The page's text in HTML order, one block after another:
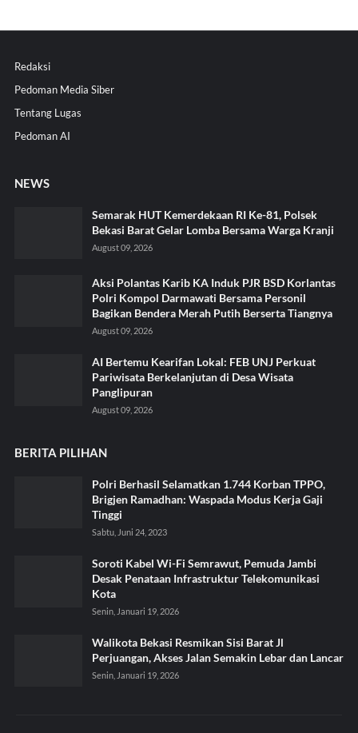
Redaksi
Pedoman Media Siber
Tentang Lugas
Pedoman AI
NEWS
Semarak HUT Kemerdekaan RI Ke-81, Polsek
Bekasi Barat Gelar Lomba Bersama Warga Kranji
August 09, 2026
Aksi Polantas Karib KA Induk PJR BSD Korlantas
Polri Kompol Darmawati Bersama Personil
Bagikan Bendera Merah Putih Berserta Tiangnya
August 09, 2026
AI Bertemu Kearifan Lokal: FEB UNJ Perkuat
Pariwisata Berkelanjutan di Desa Wisata
Panglipuran
August 09, 2026
BERITA PILIHAN
Polri Berhasil Selamatkan 1.744 Korban TPPO,
Brigjen Ramadhan: Waspada Modus Kerja Gaji
Tinggi
Sabtu, Juni 24, 2023
Soroti Kabel Wi-Fi Semrawut, Pemuda Jambi
Desak Penataan Infrastruktur Telekomunikasi
Kota
Senin, Januari 19, 2026
Walikota Bekasi Resmikan Sisi Barat Jl
Perjuangan, Akses Jalan Semakin Lebar dan Lancar
Senin, Januari 19, 2026